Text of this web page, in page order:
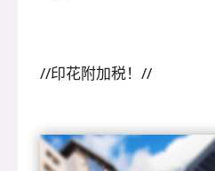
//印花附加税！//